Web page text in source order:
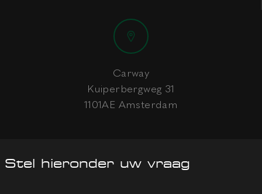
Carway
Kuiperbergweg 31
1101AE Amsterdam
Stel hieronder uw vraag